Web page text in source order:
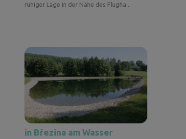
ruhiger Lage in der Nähe des Flugha...
in Březina am Wasser